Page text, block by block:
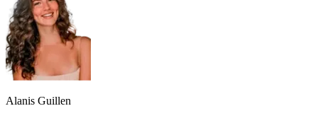
Alanis Guillen